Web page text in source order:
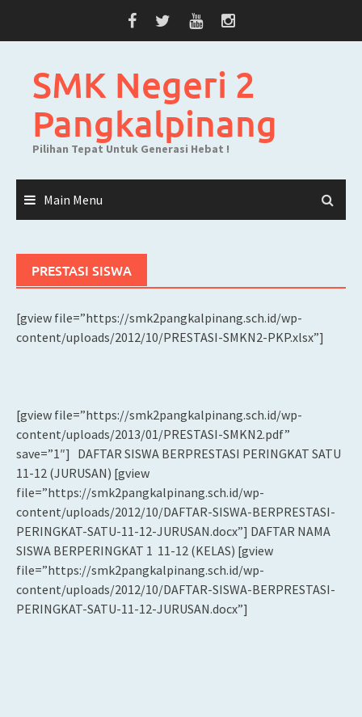
SMK Negeri 2
Pangkalpinang
Pilihan Tepat Untuk Generasi Hebat !
Main Menu
PRESTASI SISWA
[gview file=”https://smk2pangkalpinang.sch.id/wp-
content/uploads/2012/10/PRESTASI-SMKN2-PKP.xlsx”]
[gview file=”https://smk2pangkalpinang.sch.id/wp-
content/uploads/2013/01/PRESTASI-SMKN2.pdf”
save=”1″] DAFTAR SISWA BERPRESTASI PERINGKAT SATU
11-12 (JURUSAN) [gview
file=”https://smk2pangkalpinang.sch.id/wp-
content/uploads/2012/10/DAFTAR-SISWA-BERPRESTASI-
PERINGKAT-SATU-11-12-JURUSAN.docx”] DAFTAR NAMA
SISWA BERPERINGKAT 1 11-12 (KELAS) [gview
file=”https://smk2pangkalpinang.sch.id/wp-
content/uploads/2012/10/DAFTAR-SISWA-BERPRESTASI-
PERINGKAT-SATU-11-12-JURUSAN.docx”]